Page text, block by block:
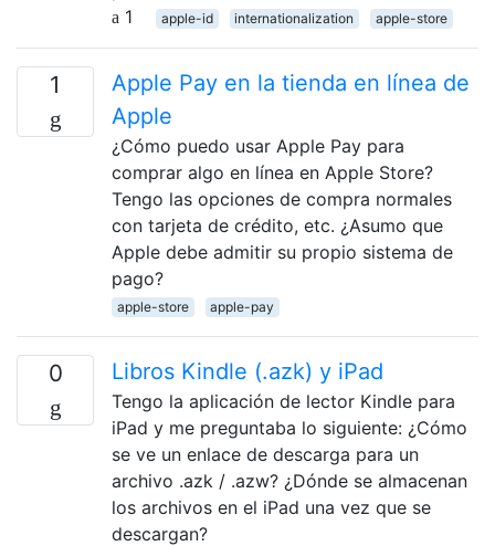
1
apple-id internationalization apple-store
1
Apple Pay en la tienda en línea de
Apple
¿Cómo puedo usar Apple Pay para
comprar algo en línea en Apple Store?
Tengo las opciones de compra normales
con tarjeta de crédito, etc. ¿Asumo que
Apple debe admitir su propio sistema de
pago?
apple-store apple-pay
0 Libros Kindle (.azk) y iPad
Tengo la aplicación de lector Kindle para
iPad y me preguntaba lo siguiente: ¿Cómo
se ve un enlace de descarga para un
archivo .azk / .azw? ¿Dónde se almacenan
los archivos en el iPad una vez que se
descargan?